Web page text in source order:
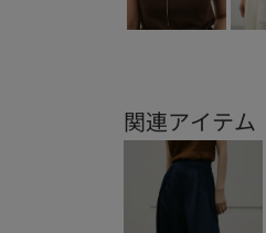
関連アイテム